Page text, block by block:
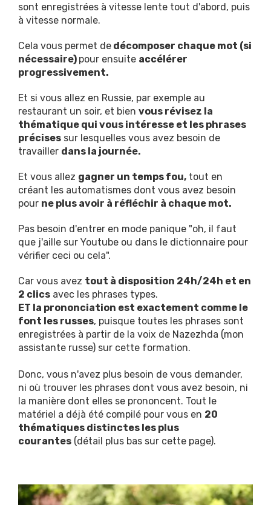
sont enregistrées à vitesse lente tout d'abord, puis
à vitesse normale.
Cela vous permet de décomposer chaque mot (si
nécessaire) pour ensuite accélérer
progressivement.
Et si vous allez en Russie, par exemple au
restaurant un soir, et bien vous révisez la
thématique qui vous intéresse et les phrases
précises sur lesquelles vous avez besoin de
travailler dans la journée.
Et vous allez gagner un temps fou, tout en
créant les automatismes dont vous avez besoin
pour ne plus avoir à réfléchir à chaque mot.
Pas besoin d'entrer en mode panique "oh, il faut
que j'aille sur Youtube ou dans le dictionnaire pour
vérifier ceci ou cela".
Car vous avez tout à disposition 24h/24h et en
2 clics avec les phrases types.
ET la prononciation est exactement comme le
font les russes, puisque toutes les phrases sont
enregistrées à partir de la voix de Nazezhda (mon
assistante russe) sur cette formation.
Donc, vous n'avez plus besoin de vous demander,
ni où trouver les phrases dont vous avez besoin, ni
la manière dont elles se prononcent. Tout le
matériel a déjà été compilé pour vous en 20
thématiques distinctes les plus
courantes (détail plus bas sur cette page).